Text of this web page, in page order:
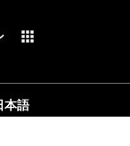
apps
本語